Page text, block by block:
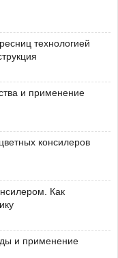
технологией
и применение
консилеров
Как
и применение